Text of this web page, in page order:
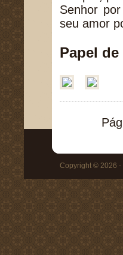
Senhor
seu amor
Papel
Copyright © 2026 -